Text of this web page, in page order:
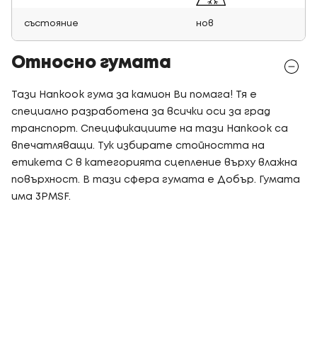
състояние нов
Относно гумата
Тази Hankook гума за камион Ви помага! Тя е
специално разработена за всички оси за град
транспорт. Спецификациите на тази Hankook са
впечатляващи. Тук избирате стойността на
етикета C в категорията сцепление върху влажна
повърхност. В тази сфера гумата е Добър. Гумата
има 3PMSF.